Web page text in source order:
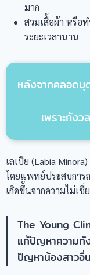
มาก
สวมเสื้อผ้า หรือ
ระยะเวลานาน
หลังจากคลอดบุ
เพราะกัง
เลเบีย (Labia
โดยแพทย์ประสบการ
เกิดขึ้นจากความไม่เชี่
The Young
แก้ปัญหาความกั
ปัญหาน้องสาวอื่